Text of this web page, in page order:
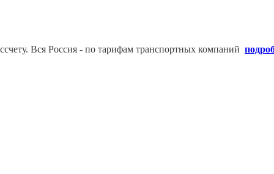
Вся Россия - по тарифам транспортных компаний